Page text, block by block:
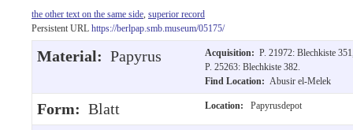
the other text on the same side superior record
Persistent URL https://berlpap.smb.museum/05175/
Material: Papyrus Acquisition: P. 21972: Blechkiste
P. 25263: Blechkiste 382.
Find Location: Abusir el-Melek
Form: Blatt Location: Papyrusdepot